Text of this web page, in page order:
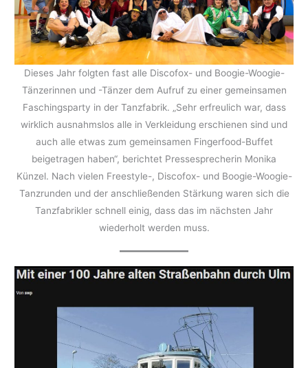
Dieses Jahr folgten fast alle Discofox- und Boogie-Woogie-
Tänzerinnen und -Tänzer dem Aufruf zu einer gemeinsamen
Faschingsparty in der Tanzfabrik. „Sehr erfreulich war, dass
wirklich ausnahmslos alle in Verkleidung erschienen sind und
auch alle etwas zum gemeinsamen Fingerfood-Buffet
beigetragen haben“, berichtet Pressesprecherin Monika
Künzel. Nach vielen Freestyle-, Discofox- und Boogie-Woogie-
Tanzrunden und der anschließenden Stärkung waren sich die
Tanzfabrikler schnell einig, dass das im nächsten Jahr
wiederholt werden muss.